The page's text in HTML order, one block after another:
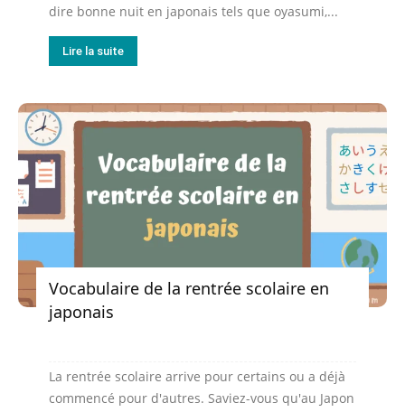
dire bonne nuit en japonais tels que oyasumi,...
Lire la suite
Vocabulaire de la rentrée scolaire en
japonais
La rentrée scolaire arrive pour certains ou a déjà
commencé pour d'autres. Saviez-vous qu'au Japon